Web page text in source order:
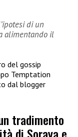
di un
alimentando il
del gossip
Temptation
dal blogger
tradimento